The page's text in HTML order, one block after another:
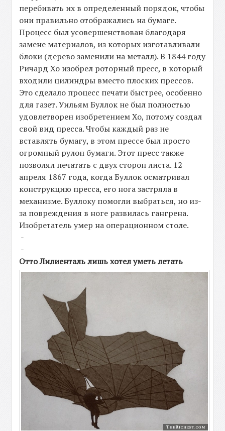
перебивать их в определенный порядок, чтобы
они правильно отображались на бумаге.
Процесс был усовершенствован благодаря
замене материалов, из которых изготавливали
блоки (дерево заменили на металл). В 1844 году
Ричард Хо изобрел роторный пресс, в который
входили цилиндры вместо плоских прессов.
Это сделало процесс печати быстрее, особенно
для газет. Уильям Буллок не был полностью
удовлетворен изобретением Хо, потому создал
свой вид пресса. Чтобы каждый раз не
вставлять бумагу, в этом прессе был просто
огромный рулон бумаги. Этот пресс также
позволял печатать с двух сторон листа. 12
апреля 1867 года, когда Буллок осматривал
конструкцию пресса, его нога застряла в
механизме. Буллоку помогли выбраться, но из-
за повреждения в ноге развилась гангрена.
Изобретатель умер на операционном столе.
-
-
Отто Лилиенталь лишь хотел уметь летать